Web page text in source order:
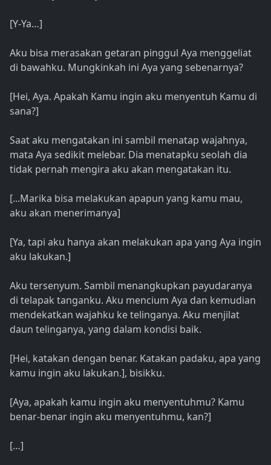
[Y-Ya…]
Aku bisa merasakan getaran pinggul Aya menggeliat
di bawahku. Mungkinkah ini Aya yang sebenarnya?
[Hei, Aya. Apakah Kamu ingin aku menyentuh Kamu di
sana?]
Saat aku mengatakan ini sambil menatap wajahnya,
mata Aya sedikit melebar. Dia menatapku seolah dia
tidak pernah mengira aku akan mengatakan itu.
[...Marika bisa melakukan apapun yang kamu mau,
aku akan menerimanya]
[Ya, tapi aku hanya akan melakukan apa yang Aya ingin
aku lakukan.]
Aku tersenyum. Sambil menangkupkan payudaranya
di telapak tanganku. Aku mencium Aya dan kemudian
mendekatkan wajahku ke telinganya. Aku menjilat
daun telinganya, yang dalam kondisi baik.
[Hei, katakan dengan benar. Katakan padaku, apa yang
kamu ingin aku lakukan.], bisikku.
[Aya, apakah kamu ingin aku menyentuhmu? Kamu
benar-benar ingin aku menyentuhmu, kan?]
[…]